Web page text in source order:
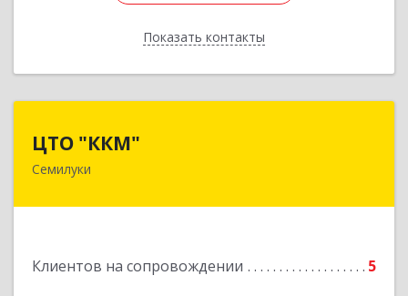
Показать контакты
Назад
ЦТО "ККМ"
Семилуки
Клиентов на сопровождении 5